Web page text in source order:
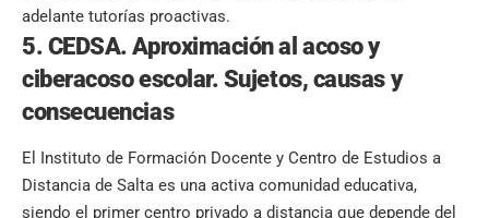
adelante tutorías proactivas.
5. CEDSA. Aproximación al acoso y
ciberacoso escolar. Sujetos, causas y
consecuencias
El Instituto de Formación Docente y Centro de Estudios a
Distancia de Salta es una activa comunidad educativa,
siendo el primer centro privado a distancia que depende del